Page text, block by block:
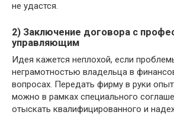
не удастся.
2) Заключение договора с
управляющим
Идея кажется неплохой, если
неграмотностью владельца в
вопросах. Передать фирму в руки
можно в рамках специального
отыскать квалифицированного и